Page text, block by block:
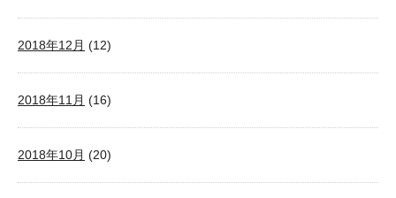
2018年12月 (12)
2018年11月 (16)
2018年10月 (20)